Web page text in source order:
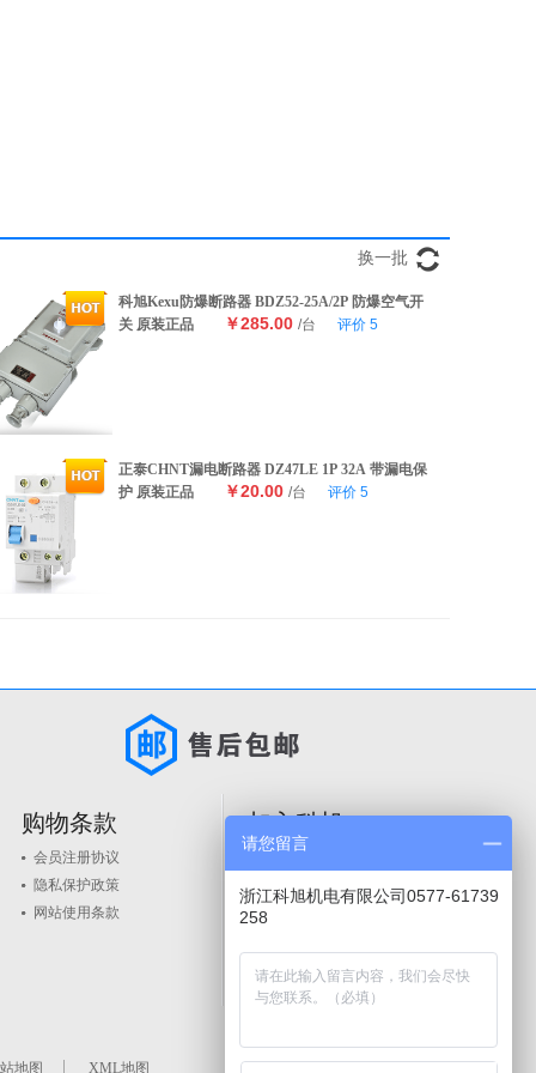
换一批
科旭Kexu防爆断路器 BDZ52-25A/2P 防爆空气开
关 原装正品
￥285.00 /台 评价 5
正泰CHNT漏电断路器 DZ47LE 1P 32A 带漏电保
护 原装正品
￥20.00 /台 评价 5
购物条款
会员注册协议
隐私保护政策
网站使用条款
加入科旭
品牌入驻
地图 XML地图
请您留言
浙江科旭机电有限公司0577-61739
258